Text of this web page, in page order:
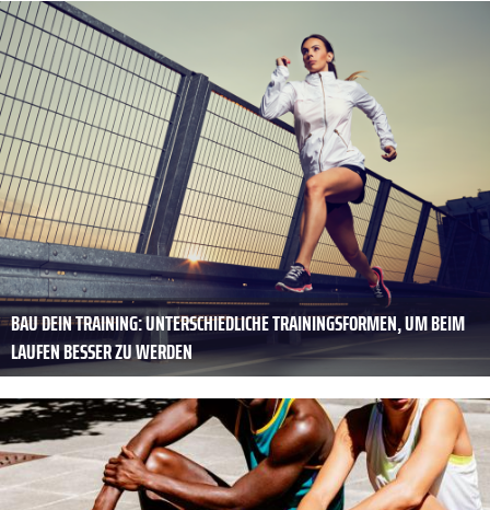
BAU DEIN TRAINING: UNTERSCHIEDLICHE TRAININGSFORMEN, UM BEIM
LAUFEN BESSER ZU WERDEN